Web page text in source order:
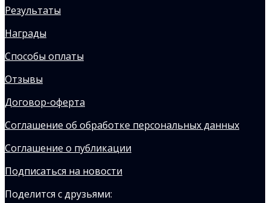
Результаты
Награды
Способы оплаты
Отзывы
Договор-оферта
Соглашение об обработке персональных данных
Соглашение о публикации
Подписаться на новости
Поделится с друзьями: